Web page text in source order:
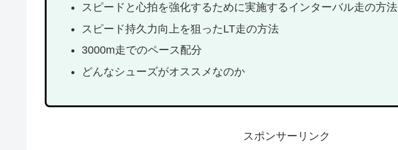
スピードと心拍を強化するために実施するインターバル走の方法
スピード持久力向上を狙ったLT走の方法
3000m走でのペース配分
どんなシューズがオススメなのか
スポンサーリンク